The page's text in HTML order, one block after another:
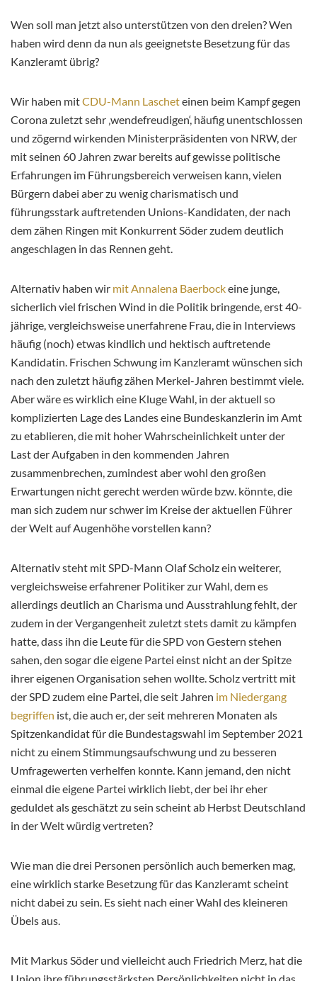
Wen soll man jetzt also unterstützen von den dreien? Wen
haben wird denn da nun als geeignetste Besetzung für das
Kanzleramt übrig?
Wir haben mitCDU-Mann Lascheteinen beim Kampf gegen
Corona zuletzt sehr ‚wendefreudigen‘, häufig unentschlossen
und zögernd wirkenden Ministerpräsidenten von NRW, der
mit seinen 60 Jahren zwar bereits auf gewisse politische
Erfahrungen im Führungsbereich verweisen kann, vielen
Bürgern dabei aber zu wenig charismatisch und
führungsstark auftretenden Unions-Kandidaten, der nach
dem zähen Ringen mit Konkurrent Söder zudem deutlich
angeschlagen in das Rennen geht.
Alternativ haben wir mit Annalena Baerbockeine junge,
sicherlich viel frischen Wind in die Politik bringende, erst 40-
jährige, vergleichsweise unerfahrene Frau, die in Interviews
häufig (noch) etwas kindlich und hektisch auftretende
Kandidatin. Frischen Schwung im Kanzleramt wünschen sich
nach den zuletzt häufig zähen Merkel-Jahren bestimmt viele.
Aber wäre es wirklich eine Kluge Wahl, in der aktuell so
komplizierten Lage des Landes eine Bundeskanzlerin im Amt
zu etablieren, die mit hoher Wahrscheinlichkeit unter der
Last der Aufgaben in den kommenden Jahren
zusammenbrechen, zumindest aber wohl den großen
Erwartungen nicht gerecht werden würde bzw. könnte, die
man sich zudem nur schwer im Kreise der aktuellen Führer
der Welt auf Augenhöhe vorstellen kann?
Alternativ steht mit SPD-Mann Olaf Scholz ein weiterer,
vergleichsweise erfahrener Politiker zur Wahl, dem es
allerdings deutlich an Charisma und Ausstrahlung fehlt, der
zudem in der Vergangenheit zuletzt stets damit zu kämpfen
hatte, dass ihn die Leute für die SPD von Gestern stehen
sahen, den sogar die eigene Partei einst nicht an der Spitze
ihrer eigenen Organisation sehen wollte. Scholz vertritt mit
der SPD zudem eine Partei, die seit Jahren im Niedergang
begriffen ist, die auch er, der seit mehreren Monaten als
Spitzenkandidat für die Bundestagswahl im September 2021
nicht zu einem Stimmungsaufschwung und zu besseren
Umfragewerten verhelfen konnte. Kann jemand, den nicht
einmal die eigene Partei wirklich liebt, der bei ihr eher
geduldet als geschätzt zu sein scheint ab Herbst Deutschland
in der Welt würdig vertreten?
Wie man die drei Personen persönlich auch bemerken mag,
eine wirklich starke Besetzung für das Kanzleramt scheint
nicht dabei zu sein. Es sieht nach einer Wahl des kleineren
Übels aus.
Mit Markus Söder und vielleicht auch Friedrich Merz, hat die